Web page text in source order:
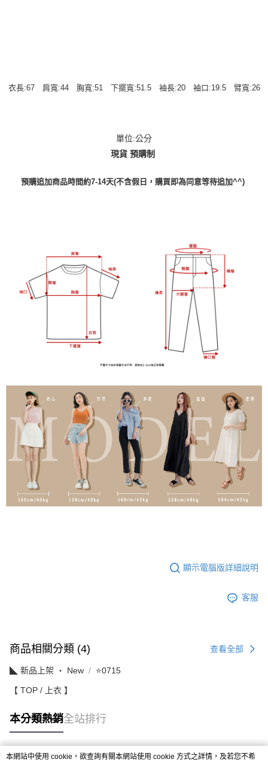
衣長:67 肩寬:44 胸寬:51 下擺寬:51.5 袖長:20 袖口:19.5 臂寬:26
單位:公分
現貨 預購制
預購追加商品時間約7-14天(不含假日，購買即為同意等待追加^^)
顯示電腦版詳細說明
客服
商品相關分類 (4) 查看全部
◣ 新品上架 ‧ New ⭐0715
【 TOP / 上衣 】
本分類熱銷全站排行
本網站中使用 cookie，欲查詢有關本網站使用 cookie 方式之詳情，及若您不希